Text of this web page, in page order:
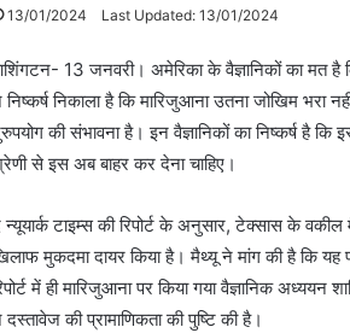
13/01/2024 Last Updated: 13/01/2024
13 जनवरी। अमेरिका के वैज्ञानिकों का मत है
निष्कर्ष निकाला है कि मारिजुआना उतना जोखिम भरा
की संभावना है। इन वैज्ञानिकों का निष्कर्ष है
से इस अब बाहर कर देना चाहिए।
न्यूयार्क टाइम्स की रिपोर्ट के अनुसार, टेक्सास के
मुकदमा दायर किया है। मैथ्यू ने मांग की है कि
में ही मारिजुआना पर किया गया वैज्ञानिक
दस्तावेज की प्रामाणिकता की पुष्टि की है।